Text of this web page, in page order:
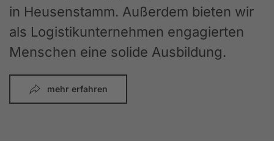
in Heusenstamm. Außerdem bieten wir
als Logistikunternehmen engagierten
Menschen eine solide Ausbildung.
mehr erfahren